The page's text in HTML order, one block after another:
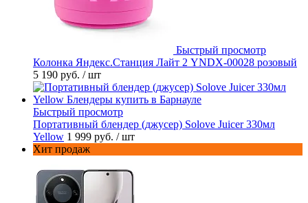
Быстрый просмотр
Колонка Яндекс.Станция Лайт 2 YNDX-00028 розовый
5 190 руб. / шт
Быстрый просмотр
Портативный блендер (джусер) Solove Juicer 330мл
Yellow 1 999 руб. / шт
Хит продаж